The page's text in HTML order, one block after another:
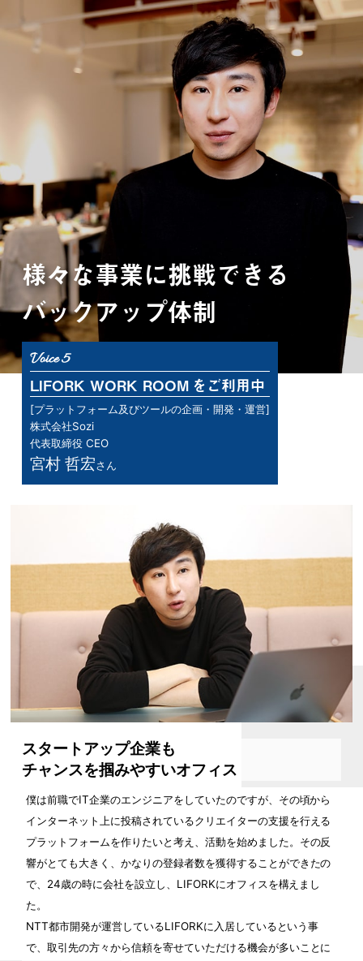
様々な事業に挑戦できる
バックアップ体制
Voice 5
LIFORK WORK ROOM をご利用中
[プラットフォーム及びツールの企画・開発・運営]
株式会社Sozi
代表取締役 CEO
宮村 哲宏さん
スタートアップ企業も
チャンスを掴みやすいオフィス
僕は前職でIT企業のエンジニアをしていたのですが、その頃から
インターネット上に投稿されているクリエイターの支援を行える
プラットフォームを作りたいと考え、活動を始めました。その反
響がとても大きく、かなりの登録者数を獲得することができたの
で、24歳の時に会社を設立し、LIFORKにオフィスを構えまし
た。
NTT都市開発が運営しているLIFORKに入居しているという事
で、取引先の方々から信頼を寄せていただける機会が多いことに